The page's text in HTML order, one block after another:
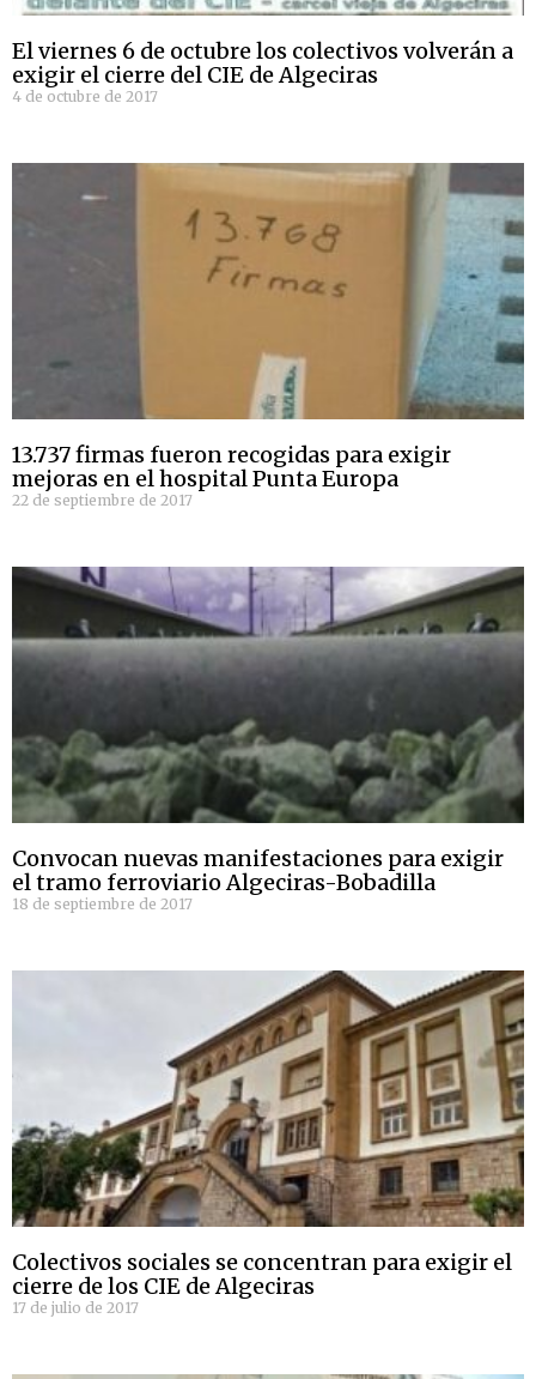
El viernes 6 de octubre los colectivos volverán a
exigir el cierre del CIE de Algeciras
4 de octubre de 2017
13.737 firmas fueron recogidas para exigir
mejoras en el hospital Punta Europa
22 de septiembre de 2017
Convocan nuevas manifestaciones para exigir
el tramo ferroviario Algeciras-Bobadilla
18 de septiembre de 2017
Colectivos sociales se concentran para exigir el
cierre de los CIE de Algeciras
17 de julio de 2017